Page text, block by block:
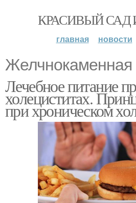
КРАСИВЫЙ САД
главная новости
Желчнокаменная
Лечебное питание
холециститах.
при хроническом